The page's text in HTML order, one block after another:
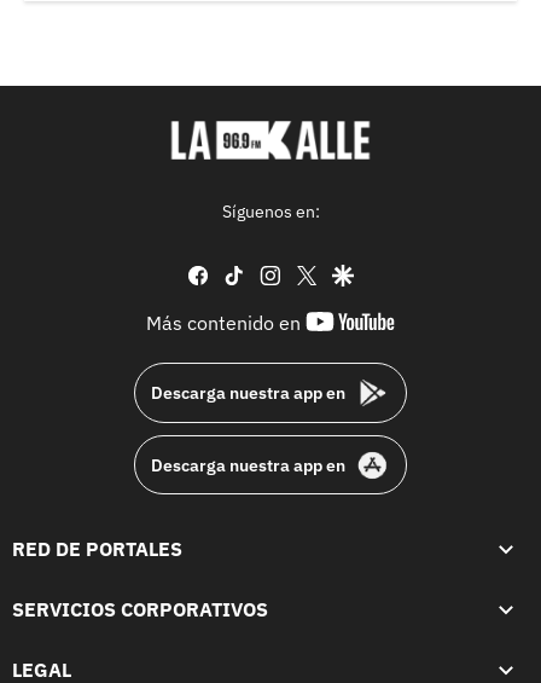
Síguenos en:
facebook
tiktok instagram
twittergoogle
Más contenido en
youtube-
Descarga nuestra app en
Descarga nuestra app en
RED DE PORTALES
SERVICIOS CORPORATIVOS
LEGAL